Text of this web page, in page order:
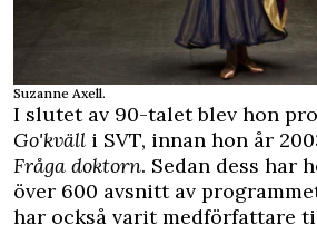
Suzanne Axell.
I slutet av 90-talet blev hon
Go'kväll i SVT, innan hon år
Fråga doktorn. Sedan dess har
över 600 avsnitt av
har också varit medförfattare